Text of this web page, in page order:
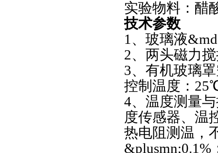
实验物料：醋
技术参数
1、玻璃液
2、两头磁力
3、有机玻璃
控制温度：
4、温度测量
度传感器、温
热电阻测温，